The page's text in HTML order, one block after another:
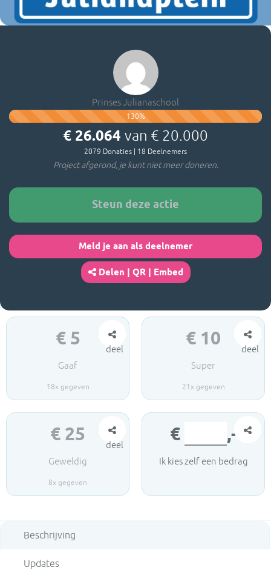
Prinses Julianaschool
130%
€ 26.064 van € 20.000
2079 Donaties 18 Deelnemers
Project afgerond, je kunt niet meer doneren.
Steun deze actie
Meld je aan als deelnemer
Delen | QR | Embed
€ 5
Gaaf
18x gegeven
deel
€ 10
Super
21 x gegeven
deel
€ 25
Geweldig
8x gegeven
deel
€ ,-
Ik kies zelf een bedrag
Beschrijving
Updates